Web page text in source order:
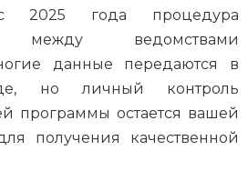
2025 года процедура
между ведомствами
данные передаются в
но личный контроль
программы остается вашей
получения качественной